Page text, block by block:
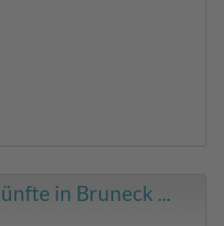
in Bruneck ...